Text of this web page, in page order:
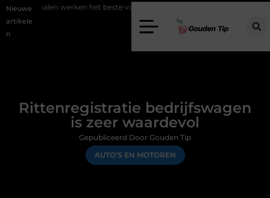
Nieuwe
artikele
n
het beste voor vastgoedmarketing?
Rittenregistratie bedrijfswagen
is zeer waardevol
AUTO’S EN MOTOREN
Gepubliceerd Door Gouden Tip